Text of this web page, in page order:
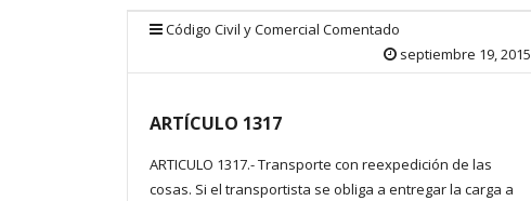
Código Civil y Comercial Comentado
septiembre 19, 2015
ARTÍCULO 1317
ARTICULO 1317.- Transporte con reexpedición de las
cosas. Si el transportista se obliga a entregar la carga a